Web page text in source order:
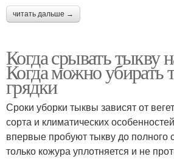
читать дальше →
Когда срывать тыкву
Когда можно убирать
грядки
Сроки уборки тыквы зависят от
сорта и климатических
впервые пробуют тыкву до полного
только кожура уплотняется и не